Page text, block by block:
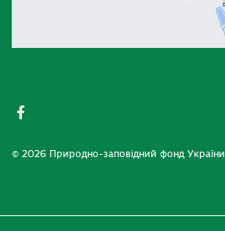
© 2026 Природно-заповідний фонд України